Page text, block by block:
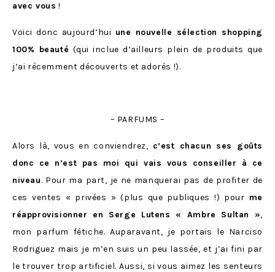
avec vous !
Voici donc aujourd’hui une nouvelle sélection shopping
100% beauté (qui inclue d’ailleurs plein de produits que
j’ai récemment découverts et adorés !).
– PARFUMS –
Alors là, vous en conviendrez, c’est chacun ses goûts
donc ce n’est pas moi qui vais vous conseiller à ce
niveau. Pour ma part, je ne manquerai pas de profiter de
ces ventes « privées » (plus que publiques !) pour me
réapprovisionner en Serge Lutens « Ambre Sultan »,
mon parfum fétiche. Auparavant, je portais le Narciso
Rodriguez mais je m’en suis un peu lassée, et j’ai fini par
le trouver trop artificiel. Aussi, si vous aimez les senteurs